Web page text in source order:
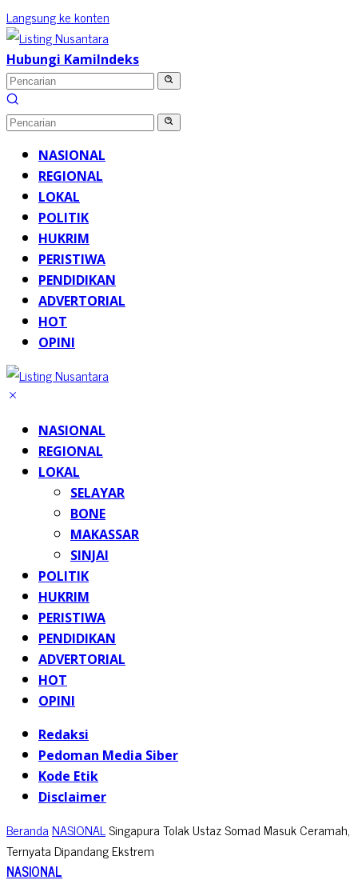
Langsung ke konten
Hubungi KamiIndeks
NASIONAL
REGIONAL
LOKAL
POLITIK
HUKRIM
PERISTIWA
PENDIDIKAN
ADVERTORIAL
HOT
OPINI
NASIONAL
REGIONAL
LOKAL
SELAYAR
BONE
MAKASSAR
SINJAI
POLITIK
HUKRIM
PERISTIWA
PENDIDIKAN
ADVERTORIAL
HOT
OPINI
Redaksi
Pedoman Media Siber
Kode Etik
Disclaimer
BerandaNASIONALSingapura Tolak Ustaz Somad Masuk Ceramah,
Ternyata Dipandang Ekstrem
NASIONAL